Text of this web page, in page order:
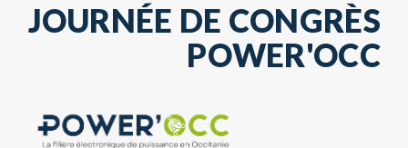
JOURNÉE DE CONGRÈS
POWER'OCC